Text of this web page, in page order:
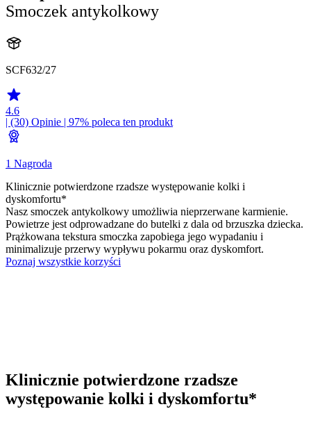
Smoczek antykolkowy
SCF632/27
4.6
| (30) Opinie | 97% poleca ten produkt
1 Nagroda
Klinicznie potwierdzone rzadsze występowanie kolki i
dyskomfortu*
Nasz smoczek antykolkowy umożliwia nieprzerwane karmienie.
Powietrze jest odprowadzane do butelki z dala od brzuszka dziecka.
Prążkowana tekstura smoczka zapobiega jego wypadaniu i
minimalizuje przerwy wypływu pokarmu oraz dyskomfort.
Poznaj wszystkie korzyści
Klinicznie potwierdzone rzadsze
występowanie kolki i dyskomfortu*